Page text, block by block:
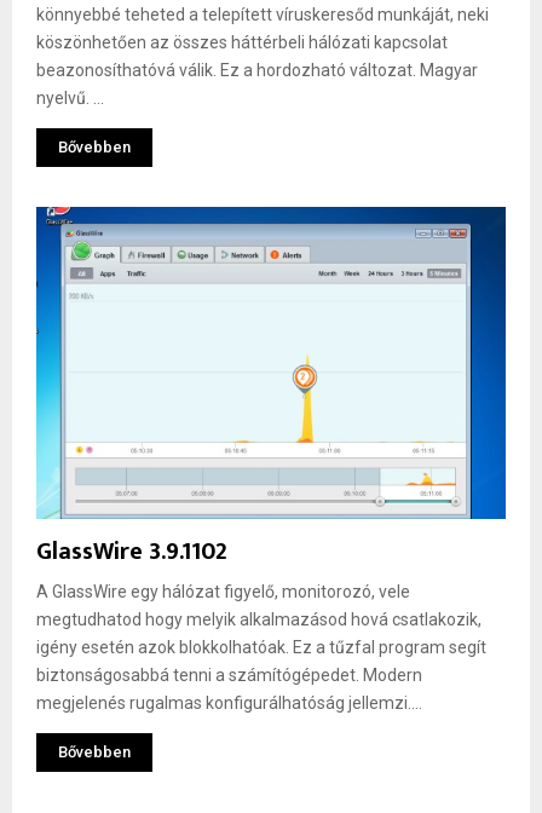
könnyebbé teheted a telepített víruskeresőd munkáját, neki
köszönhetően az összes háttérbeli hálózati kapcsolat
beazonosíthatóvá válik. Ez a hordozható változat. Magyar
nyelvű. ...
Bővebben
GlassWire 3.9.1102
A GlassWire egy hálózat figyelő, monitorozó, vele
megtudhatod hogy melyik alkalmazásod hová csatlakozik,
igény esetén azok blokkolhatóak. Ez a tűzfal program segít
biztonságosabbá tenni a számítógépedet. Modern
megjelenés rugalmas konfigurálhatóság jellemzi....
Bővebben